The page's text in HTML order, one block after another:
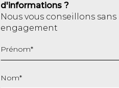
d'informations ?
Nous vous conseillons sans
engagement
Prénom*
Nom*